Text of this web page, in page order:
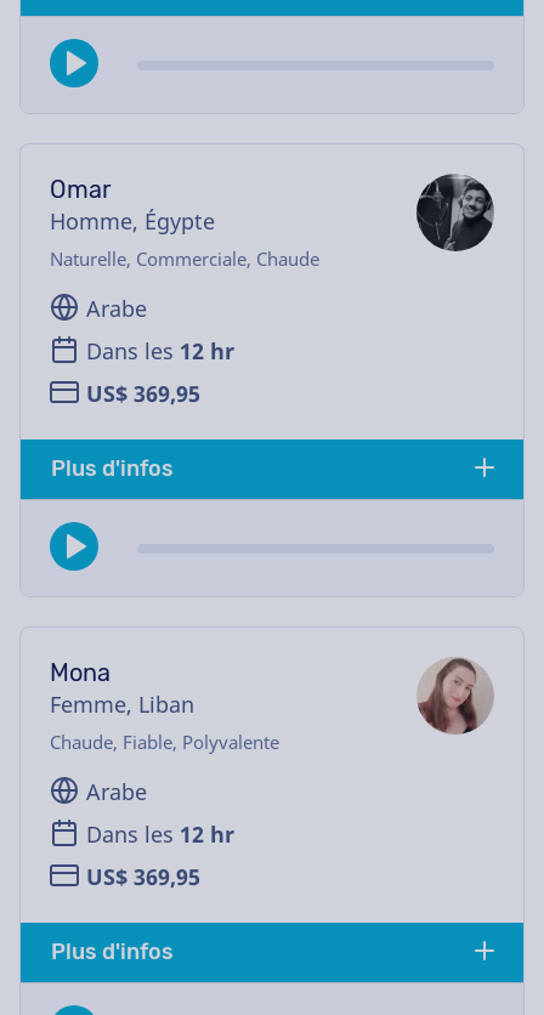
Omar
Homme, Égypte
Naturelle, Commerciale, Chaude
Arabe
Dans les 12 hr
US$ 369,95
Plus d'infos
Mona
Femme, Liban
Chaude, Fiable, Polyvalente
Arabe
Dans les 12 hr
US$ 369,95
Plus d'infos